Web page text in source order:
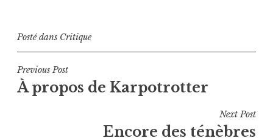
Posté dans Critique
Navigation
de
Previous Post
À propos de Karpotrotter
Next Post
Encore des ténèbres